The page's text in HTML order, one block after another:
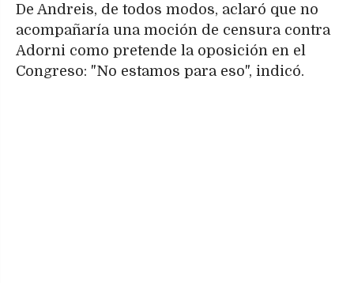
De Andreis, de todos modos, aclaró que no
acompañaría una moción de censura contra
Adorni como pretende la oposición en el
Congreso: "No estamos para eso", indicó.